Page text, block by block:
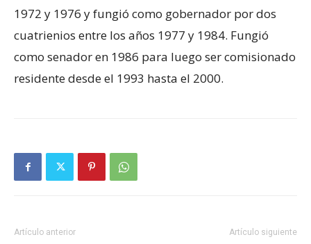
1972 y 1976 y fungió como gobernador por dos
cuatrienios entre los años 1977 y 1984. Fungió
como senador en 1986 para luego ser comisionado
residente desde el 1993 hasta el 2000.
Artículo anterior Artículo siguiente